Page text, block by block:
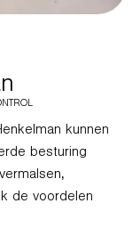
kunnen
besturing
de voordelen